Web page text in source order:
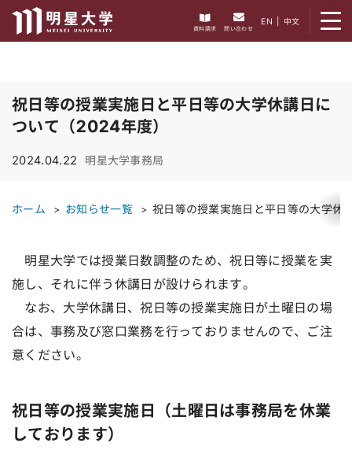
資料請求 問い合わせ
EN 中文
祝日等の授業実施日と平日等の大学休講日に
ついて（2024年度）
2024.04.22 明星大学事務局
ホーム お知らせ一覧 祝日等の授業実施日と平日等の大学休
明星大学では授業日数調整のため、祝日等に授業を実
施し、それに伴う休講日が設けられます。
なお、大学休講日、祝日等の授業実施日が土曜日の場
合は、事務及び窓口業務を行っておりませんので、ご注
意ください。
祝日等の授業実施日（土曜日は事務局を休業
しております）